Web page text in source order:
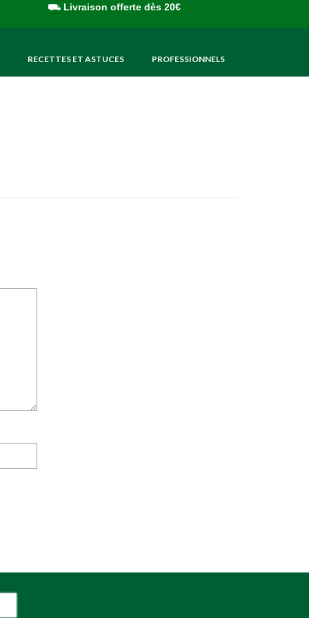
⛟ Livraison offerte dès 20€
RECETTES ET ASTUCES PROFESSIONNELS